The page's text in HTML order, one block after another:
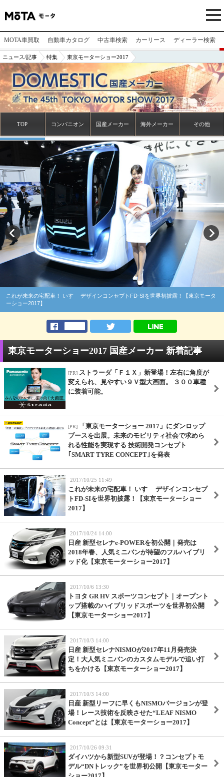
MOTA車買取 自動車カタログ 中古車検索 カーリース ディーラー検索
ニュース/記事 特集 東京モーターショー2017
TOP コンパニオン 国産メーカー 海外メーカー その他
これが未来の宅配車！ いすゞ デザインコンセプトFD-SIを世界初披露！【東京モータ
ーショー2017】
東京モーターショー2017 国産メーカー 新着記事
[PR] ストラーダ「Ｆ１Ｘ」新登場！左右に角度が
変えられ、見やすい９Ｖ型大画面。 ３００車種
に装着可能。
[PR]
「東京モーターショー 2017」にダンロップ
ブースを出展。未来のモビリティ社会で求めら
れる性能を実現する 技術開発コンセプト
｢SMART TYRE CONCEPT｣を発表
2017/10/25 11:49
これが未来の宅配車！ いすゞ デザインコンセプ
トFD-SIを世界初披露！【東京モーターショー
2017】
2017/10/24 14:00
日産 新型セレナe-POWERを初公開｜発売は
2018年春、人気ミニバンが待望のフルハイブリ
ッド化【東京モーターショー2017】
2017/10/6 13:30
トヨタ GR HV スポーツコンセプト｜オープント
ップ搭載のハイブリッドスポーツを世界初公開
【東京モーターショー2017】
2017/10/3 14:00
日産 新型セレナNISMOが2017年11月発売決
定！大人気ミニバンのカスタムモデルで追い打
ちをかける【東京モーターショー2017】
2017/10/3 14:00
日産 新型リーフに早くもNISMOバージョンが登
場！レース技術を反映させた“LEAF NISMO
Concept”とは【東京モーターショー2017】
2017/10/26 09:31
ダイハツから新型SUVが登場！？コンセプトモ
デル“DNトレック”を世界初公開【東京モーター